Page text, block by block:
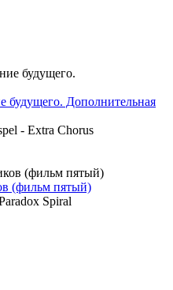
будущего. Дополнительная
- Extra Chorus
(фильм пятый)
Spiral